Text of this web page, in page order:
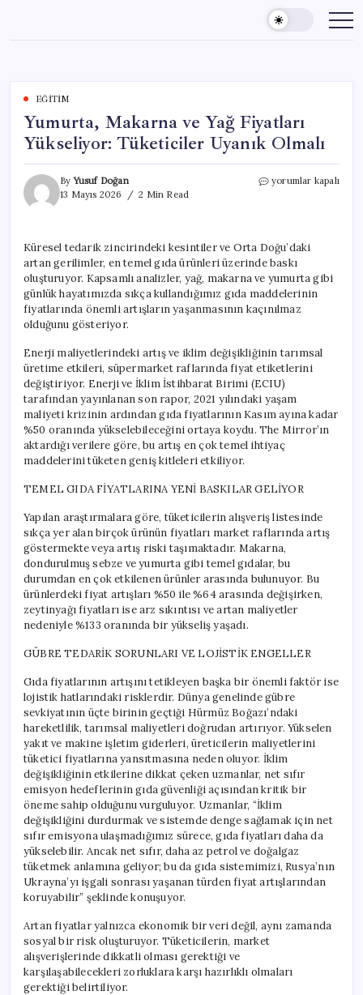
content
EĞITIM
Yumurta, Makarna ve Yağ Fiyatları
Yükseliyor: Tüketiciler Uyanık Olmalı
ByYusuf Doğan
13 Mayıs 2026
2 Min Read
Yumurta,
Yükseliyor:
Tüketiciler
Uyanık
Olmalı
için
yorumlar kapalı
Küresel tedarik zincirindeki kesintiler ve Orta Doğu’daki
artan gerilimler, en temel gıda ürünleri üzerinde baskı
oluşturuyor. Kapsamlı analizler, yağ, makarna ve yumurta gibi
günlük hayatımızda sıkça kullandığımız gıda maddelerinin
fiyatlarında önemli artışların yaşanmasının kaçınılmaz
olduğunu gösteriyor.
Enerji maliyetlerindeki artış ve iklim değişikliğinin tarımsal
üretime etkileri, süpermarket raflarında fiyat etiketlerini
değiştiriyor. Enerji ve İklim İstihbarat Birimi (ECIU)
tarafından yayınlanan son rapor, 2021 yılındaki yaşam
maliyeti krizinin ardından gıda fiyatlarının Kasım ayına kadar
%50 oranında yükselebileceğini ortaya koydu. The Mirror’ın
aktardığı verilere göre, bu artış en çok temel ihtiyaç
maddelerini tüketen geniş kitleleri etkiliyor.
TEMEL GIDA FİYATLARINA YENİ BASKILAR GELİYOR
Yapılan araştırmalara göre, tüketicilerin alışveriş listesinde
sıkça yer alan birçok ürünün fiyatları market raflarında artış
göstermekte veya artış riski taşımaktadır. Makarna,
dondurulmuş sebze ve yumurta gibi temel gıdalar, bu
durumdan en çok etkilenen ürünler arasında bulunuyor. Bu
ürünlerdeki fiyat artışları %50 ile %64 arasında değişirken,
zeytinyağı fiyatları ise arz sıkıntısı ve artan maliyetler
nedeniyle %133 oranında bir yükseliş yaşadı.
GÜBRE TEDARİK SORUNLARI VE LOJİSTİK ENGELLER
Gıda fiyatlarının artışını tetikleyen başka bir önemli faktör ise
lojistik hatlarındaki risklerdir. Dünya genelinde gübre
sevkiyatının üçte birinin geçtiği Hürmüz Boğazı’ndaki
hareketlilik, tarımsal maliyetleri doğrudan artırıyor. Yükselen
yakıt ve makine işletim giderleri, üreticilerin maliyetlerini
tüketici fiyatlarına yansıtmasına neden oluyor. İklim
değişikliğinin etkilerine dikkat çeken uzmanlar, net sıfır
emisyon hedeflerinin gıda güvenliği açısından kritik bir
öneme sahip olduğunu vurguluyor. Uzmanlar, “İklim
değişikliğini durdurmak ve sistemde denge sağlamak için net
sıfır emisyona ulaşmadığımız sürece, gıda fiyatları daha da
yükselebilir. Ancak net sıfır, daha az petrol ve doğalgaz
tüketmek anlamına geliyor; bu da gıda sistemimizi, Rusya’nın
Ukrayna’yı işgali sonrası yaşanan türden fiyat artışlarından
koruyabilir” şeklinde konuşuyor.
Artan fiyatlar yalnızca ekonomik bir veri değil, aynı zamanda
sosyal bir risk oluşturuyor. Tüketicilerin, market
alışverişlerinde dikkatli olması gerektiği ve
karşılaşabilecekleri zorluklara karşı hazırlıklı olmaları
gerektiği belirtiliyor.